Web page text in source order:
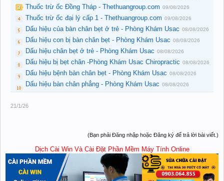
Thuốc trừ ốc Đồng Tháp - Thethuangroup.com 09/08/2026
Thuốc trừ ốc đại lý cấp 1 - Thethuangroup.com 09/08/2026
Dấu hiệu của bàn chân bẹt ở trẻ - Phòng Khám Usac 08/08/2026
Dấu hiệu con bị bàn chân bẹt - Phòng Khám Usac 08/08/2026
Dấu hiệu chân bẹt ở trẻ - Phòng Khám Usac 08/08/2026
Dấu hiệu bị bẹt chân -Phòng Khám Usac Chiropractic 08/08/2026
Dấu hiệu bệnh bàn chân bẹt - Phòng Khám Usac 08/08/2026
Dấu hiệu bàn chân phẳng - Phòng Khám Usac 08/08/2026
21/1/26
(Bạn phải Đăng nhập hoặc Đăng ký để trả lời bài viết.)
Dịch Cài Win Và Cài Đặt Phần Mềm Máy Tính Online